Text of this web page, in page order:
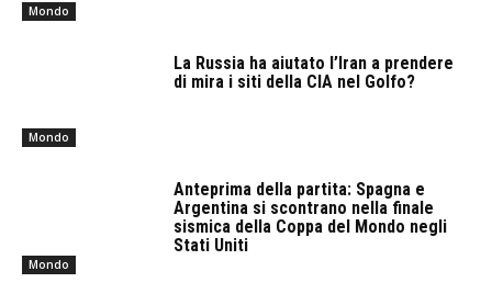
Mondo
Mondo
La Russia ha aiutato l’Iran a prendere
di mira i siti della CIA nel Golfo?
Mondo
Anteprima della partita: Spagna e
Argentina si scontrano nella finale
sismica della Coppa del Mondo negli
Stati Uniti